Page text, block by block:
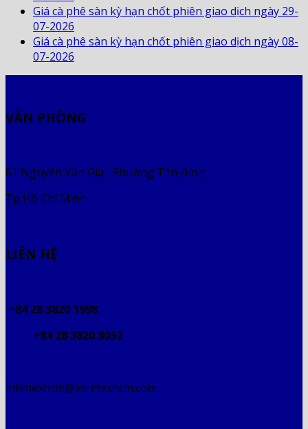
Giá cà phê sàn kỳ hạn chốt phiên giao dịch ngày 29-
07-2026
Giá cà phê sàn kỳ hạn chốt phiên giao dịch ngày 08-
07-2026
VĂN PHÒNG
61 Nguyễn Văn Giai, Phường Tân Định,
Tp Hồ Chí Minh
LIÊN HỆ
+84 28 3820 1998
+84 28 3820 8052
intimexhcm@intimexhcm.com